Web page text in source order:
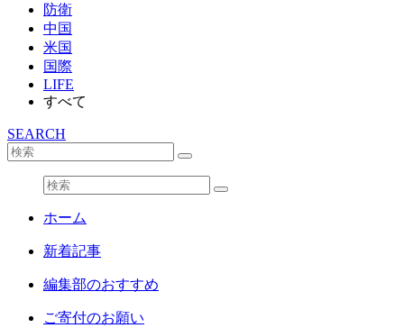
防衛
中国
米国
国際
LIFE
すべて
SEARCH
ホーム
新着記事
編集部のおすすめ
ご寄付のお願い